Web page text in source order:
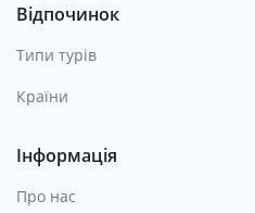
Відпочинок
Типи турів
Країни
Інформація
Про нас